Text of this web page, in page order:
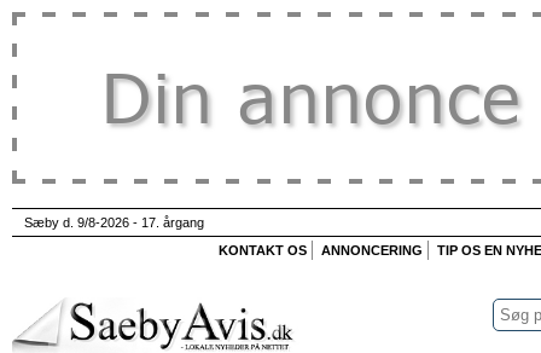
Sæby d. 9/8-2026 - 17. årgang
KONTAKT OS
ANNONCERING TIP OS EN